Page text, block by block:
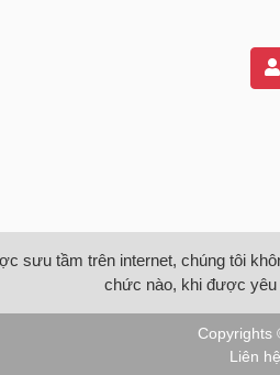
sưu tầm trên internet, chúng tôi
chức nào, khi được yêu
Copyrights
Liên